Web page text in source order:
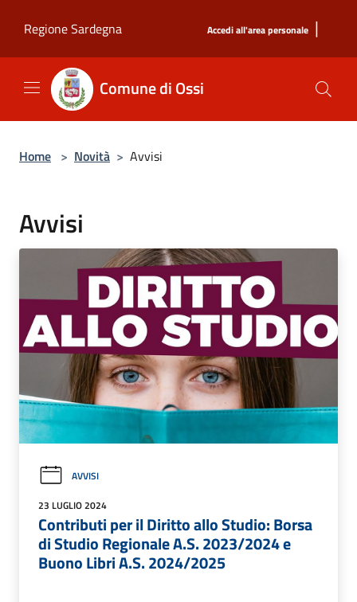
Regione Sardegna
Accedi all'area personale |
Comune di Ossi
Home > Novità > Avvisi
Avvisi
AVVISI
23 LUGLIO 2024
Contributi per il Diritto allo Studio: Borsa
di Studio Regionale A.S. 2023/2024 e
Buono Libri A.S. 2024/2025